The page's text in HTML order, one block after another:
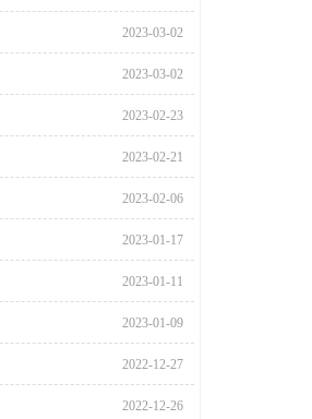
2023-03-02
2023-03-02
2023-02-23
2023-02-21
2023-02-06
2023-01-17
2023-01-11
2023-01-09
2022-12-27
2022-12-26